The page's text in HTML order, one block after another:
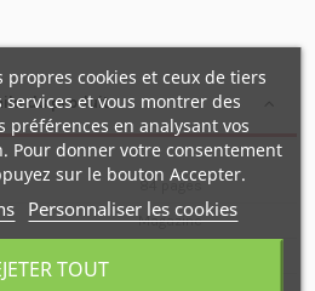
du produit
84 pages
Magazine
propres cookies et ceux de tiers
et vous montrer des
préférences en analysant vos
Pour donner votre consentement
sur le bouton Accepter.
Personnaliser les cookies
TOUT